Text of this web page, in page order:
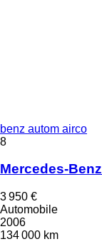
benz autom airco
8
Mercedes-
3 950 €
Automobile
2006
134 000 km